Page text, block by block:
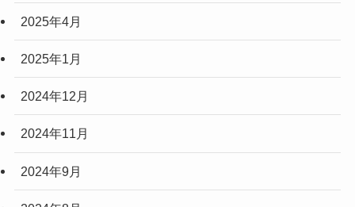
2025年4月
2025年1月
2024年12月
2024年11月
2024年9月